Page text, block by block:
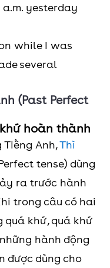
a.m. yesterday
while I was
several
(Past Perfect
hoàn thành
Anh,Thì
tense) dùng
ra trước hành
trong câu có hai
quá khứ, quá khứ
hành động
được dùng cho